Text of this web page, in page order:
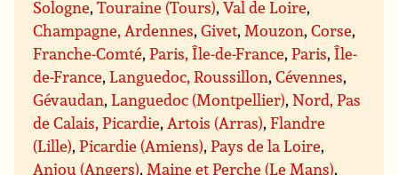
Sologne,Touraine (Tours),Val de Loire,
Champagne, Ardennes,Givet, Mouzon,Corse,
Franche-Comté,Paris, Île-de-France,Paris,Île-
de-France,Languedoc, Roussillon,Cévennes,
Gévaudan,Languedoc (Montpellier),Nord, Pas
de Calais, Picardie, Artois (Arras),Flandre
(Lille),Picardie (Amiens),Pays de la Loire,
Anjou (Angers), Maine et Perche (Le Mans),